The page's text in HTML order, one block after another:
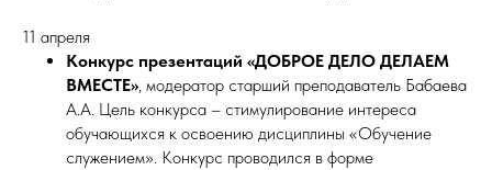
11 апреля
Конкурс презентаций «ДОБРОЕ ДЕЛО ДЕЛАЕМ
ВМЕСТЕ», модератор старший преподаватель Бабаева
А.А. Цель конкурса – стимулирование интереса
обучающихся к освоению дисциплины «Обучение
служением». Конкурс проводился в форме